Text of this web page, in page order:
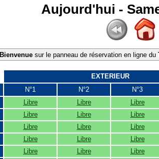
Aujourd'hui -
Bienvenue sur le panneau de réservation en ligne du
EXTERIEUR
N°1
N°2 N°3
Libre Libre Libre
Libre Libre Libre
Libre Libre Libre
Libre Libre Libre
Libre Libre Libre